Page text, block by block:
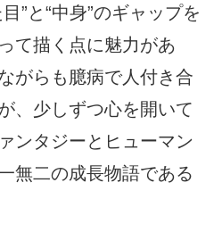
”と“中身”のギャップを
て描く点に魅力があ
がらも臆病で人付き合
、少しずつ心を開いて
ンタジーとヒューマン
無二の成長物語である